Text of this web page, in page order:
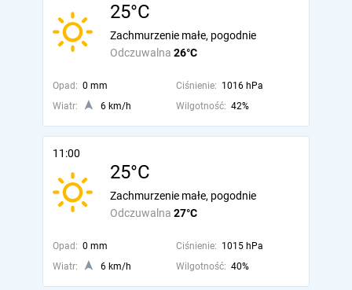
25°C
Odczuwalna 26°C
Zachmurzenie małe, pogodnie
Opad: 0 mm Ciśnienie: 1016 hPa
Wiatr:
6 km/h Wilgotność: 42%
11:00
25°C
Odczuwalna 27°C
Zachmurzenie małe, pogodnie
Opad: 0 mm Ciśnienie: 1015 hPa
Wiatr:
6 km/h Wilgotność: 40%